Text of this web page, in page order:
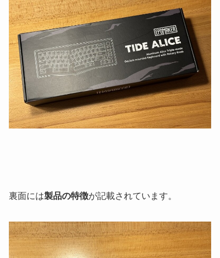
裏面には製品の特徴が記載されています。